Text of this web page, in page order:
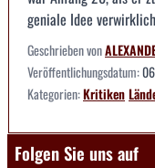
geniale Idee
Geschrieben von
Veröffentlichungsdatum:
Kategorien:Kritiken
Folgen Sie uns auf